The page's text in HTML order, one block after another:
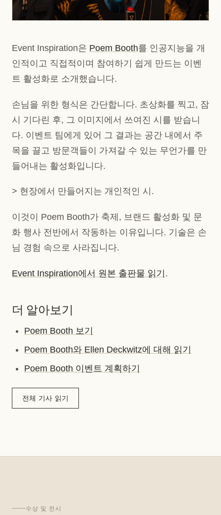
Event Inspiration은 Poem Booth를 인공지능을 개
인적이고 직접적이며 참여하기 쉽게 만드는 이벤
트 활성화로 소개했습니다.
손님을 위한 형식은 간단합니다. 초상화를 찍고, 잠
시 기다린 후, 그 이미지에서 쓰여진 시를 받습니
다. 이벤트 팀에게 있어 그 결과는 공간 내에서 주
목을 끌고 방문객들이 가져갈 수 있는 무언가를 만
들어내는 활성화입니다.
> 현장에서 만들어지는 개인적인 시.
이것이 Poem Booth가 축제, 브랜드 활성화 및 문
화 행사 전반에서 작동하는 이유입니다. 기술은 손
님 경험 속으로 사라집니다.
Event Inspiration에서 원본 출판물 읽기 .
더 알아보기
Poem Booth 보기
Poem Booth와 Ellen Deckwitz에 대해 읽기
Poem Booth 이벤트 계획하기
전체 기사 읽기
수상 및 전시